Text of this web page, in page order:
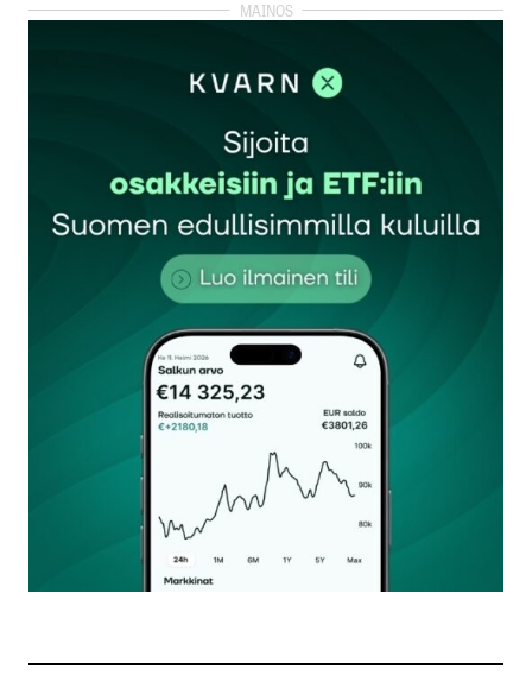
kirjautua
rekisteröityä
Sähköpostiosoitettasi ei julkaista.Pakolliset
kentät on merkitty*
Kommentti*
Nimesi tai nimimerkkisi
Sähköpostiosoitteesi
Tilaa SalkunRakentajan uutiskirje